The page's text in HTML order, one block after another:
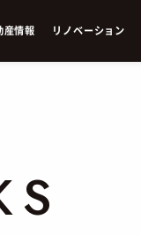
産情報 リ ノベーショ ン